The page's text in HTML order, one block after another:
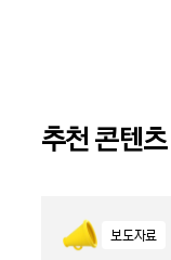
추천 콘텐츠
보도자료